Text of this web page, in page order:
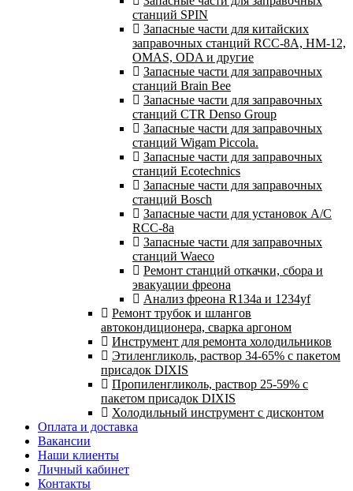
станций SPIN
Запасные части для китайских
заправочных станций RCC-8A, HM-12,
OMAS, ODA и другие
Запасные части для заправочных
станций Brain Bee
Запасные части для заправочных
станций CTR Denso Group
Запасные части для заправочных
станций Wigam Piccola.
Запасные части для заправочных
станций Ecotechnics
Запасные части для заправочных
станций Bosch
Запасные части для установок A/C
RCC-8a
Запасные части для заправочных
станций Waeco
Ремонт станций откачки, сбора и
эвакуации фреона
Анализ фреона R134a и 1234yf
Ремонт трубок и шлангов
автокондиционера, сварка аргоном
Инструмент для ремонта холодильников
Этиленгликоль, раствор 34-65% с пакетом
присадок DIXIS
Пропиленгликоль, раствор 25-59% с
пакетом присадок DIXIS
Холодильный инструмент с дисконтом
Оплата и доставка
Вакансии
Наши клиенты
Личный кабинет
Контакты